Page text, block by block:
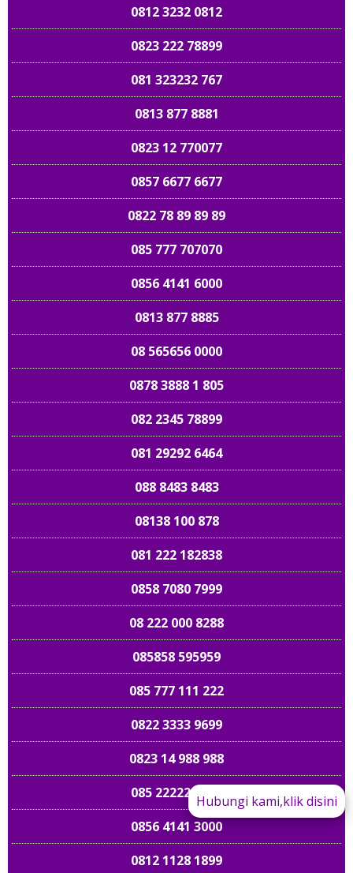
089 661 898989
Hubungi kami,klik disini
0812 3232 0812
0823 222 78899
081 323232 767
0813 877 8881
0823 12 770077
0857 6677 6677
0822 78 89 89 89
085 777 707070
0856 4141 6000
0813 877 8885
08 565656 0000
0878 3888 1 805
082 2345 78899
081 29292 6464
088 8483 8483
08138 100 878
081 222 182838
0858 7080 7999
08 222 000 8288
085858 595959
085 777 111 222
0822 3333 9699
0823 14 988 988
085 22222 5152
0856 4141 3000
0812 1128 1899